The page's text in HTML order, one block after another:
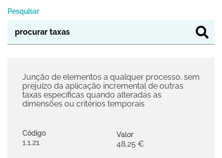
Pesquisar
Código
1.1.21
Junção de elementos a qualquer processo. sem
prejuízo da aplicação incremental de outras
taxas específicas quando alteradas as
dimensões ou critérios temporais
Valor
48,25 €